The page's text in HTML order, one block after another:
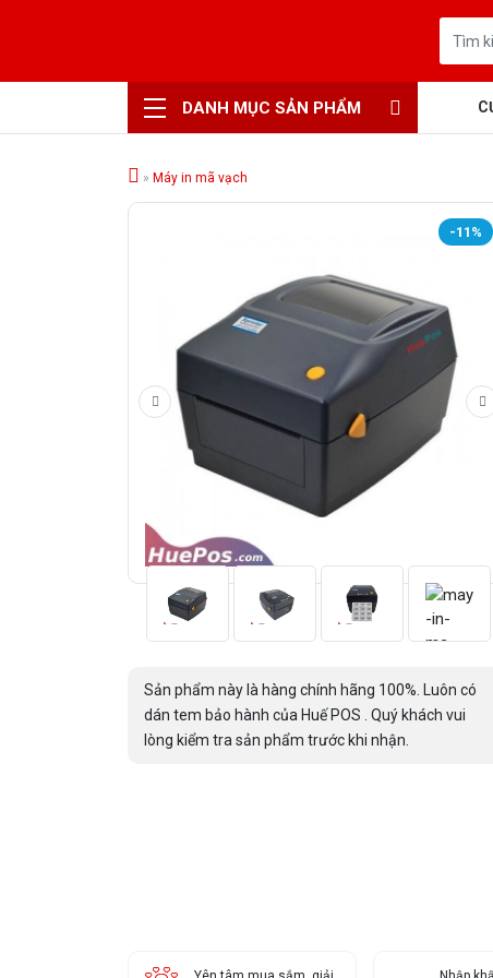
DANH MỤC SẢN PHẨM
» Máy in mã vạch
-11%
Sản phẩm này là hàng chính hãng 100%. Luôn có
dán tem bảo hành của Huế POS . Quý khách vui
lòng kiểm tra sản phẩm trước khi nhận.